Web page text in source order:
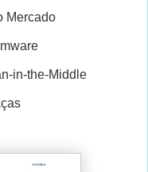
Mercado
in-the-Middle